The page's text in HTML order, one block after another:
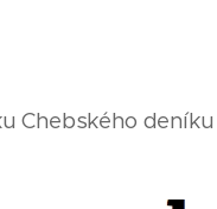
Chebského